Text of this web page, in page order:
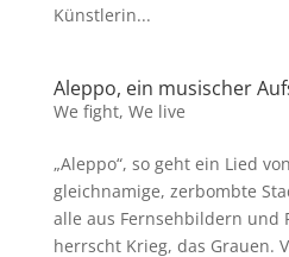
Künstlerin...
Aleppo, ein musischer
We fight, We live
„Aleppo“, so geht ein Lied
gleichnamige, zerbombte
alle aus Fernsehbildern und
herrscht Krieg, das Grauen.